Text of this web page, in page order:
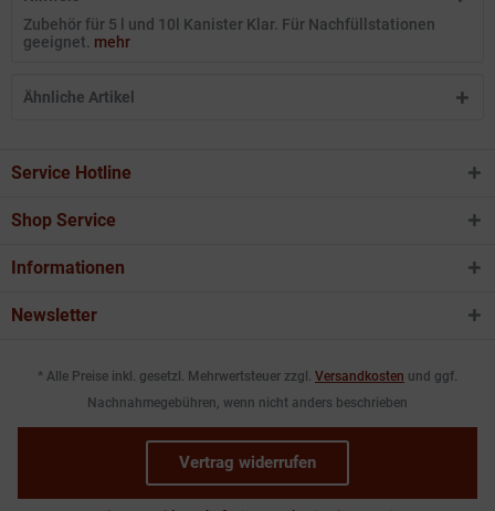
Zubehör für 5 l und 10l Kanister Klar. Für Nachfüllstationen
geeignet. mehr
Ähnliche Artikel
Service Hotline
Shop Service
Informationen
Newsletter
* Alle Preise inkl. gesetzl. Mehrwertsteuer zzgl. Versandkosten und ggf.
Nachnahmegebühren, wenn nicht anders beschrieben
Vertrag widerrufen